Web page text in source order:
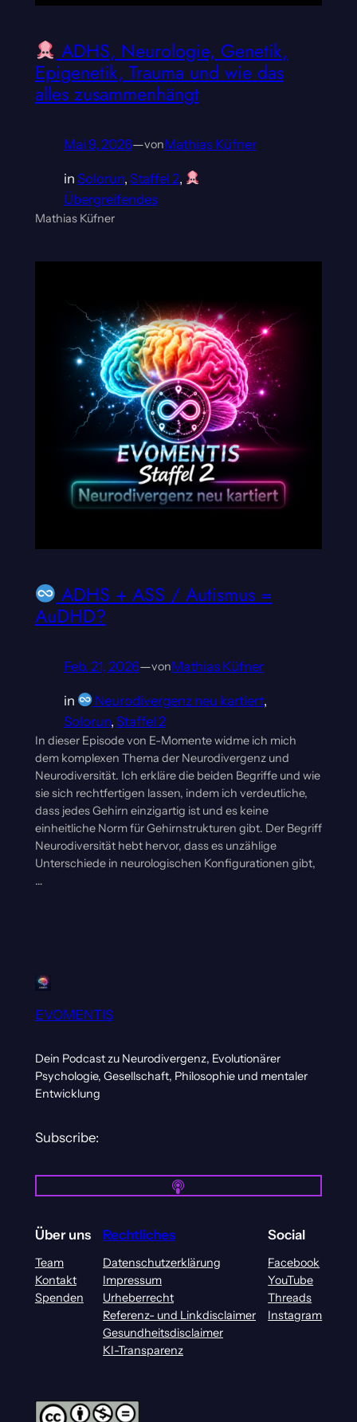
ADHS, Neurologie, Genetik,
Epigenetik, Trauma und wie das
alles zusammenhängt
Mai 9, 2026—vonMathias Küfner
in Solorun, Staffel 2,
Übergreifendes
Mathias Küfner
ADHS + ASS / Autismus =
AuDHD?
Feb. 21, 2026—vonMathias Küfner
in Neurodivergenz neu kartiert
Solorun, Staffel 2
In dieser Episode von E-Momente widme ich mich
dem komplexen Thema der Neurodivergenz und
Neurodiversität. Ich erkläre die beiden Begriffe und wie
sie sich rechtfertigen lassen, indem ich verdeutliche,
dass jedes Gehirn einzigartig ist und es keine
einheitliche Norm für Gehirnstrukturen gibt. Der Begriff
Neurodiversität hebt hervor, dass es unzählige
Unterschiede in neurologischen Konfigurationen gibt,
…
EVOMENTIS
Dein Podcast zu Neurodivergenz, Evolutionärer
Psychologie, Gesellschaft, Philosophie und mentaler
Entwicklung
Subscribe:
Über uns
Team
Kontakt
Spenden
Rechtliches
Datenschutzerklärung
Impressum
Urheberrecht
Referenz- und Linkdisclaimer
Gesundheitsdisclaimer
KI-Transparenz
Social
Facebook
YouTube
Threads
Instagram